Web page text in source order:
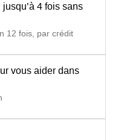
4 fois sans
12 fois, par crédit
vous aider dans